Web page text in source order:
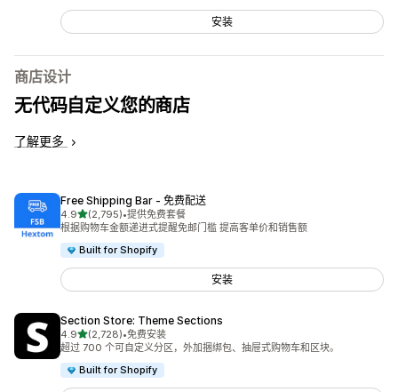
安装
商店设计
无代码自定义您的商店
了解更多
Free Shipping Bar ‑ 免费配送
4.9星（满分 5 星）
(2,795)
总共 2795 条评论
•提供免费套餐
根据购物车金额递进式提醒免邮门槛 提高客单价和销售额
Built for Shopify
安装
Section Store: Theme Sections
4.9星（满分 5 星）
(2,728)
总共 2728 条评论
•免费安装
超过 700 个可自定义分区，外加捆绑包、抽屉式购物车和区块。
Built for Shopify